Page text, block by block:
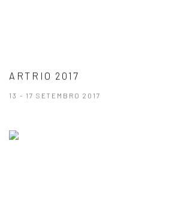
ARTRIO 2017
13 - 17 SETEMBRO 2017